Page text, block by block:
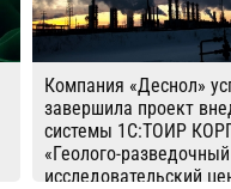
Компания «Деснол»
завершила проект
системы 1С:ТОИР
«Геолого-разведочный
исследовательский